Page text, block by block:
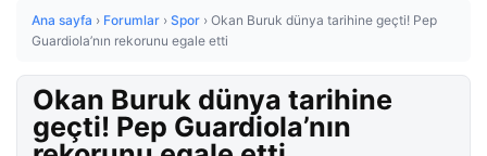
Ana sayfa › Forumlar › Spor › Okan Buruk dünya tarihine geçti! Pep
Guardiola’nın rekorunu egale etti
Okan Buruk dünya tarihine
geçti! Pep Guardiola’nın